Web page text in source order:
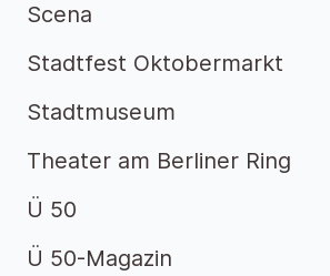
Scena
Stadtfest Oktobermarkt
Stadtmuseum
Theater am Berliner Ring
Ü 50
Ü 50-Magazin